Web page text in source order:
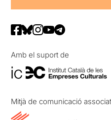
Amb el suport de
Mitjà de comunicació